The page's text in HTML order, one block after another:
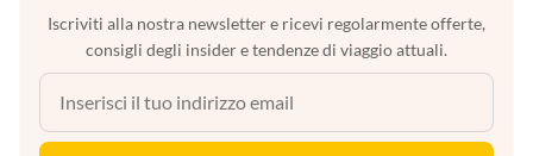
Iscriviti alla nostra newsletter e ricevi regolarmente offerte,
consigli degli insider e tendenze di viaggio attuali.